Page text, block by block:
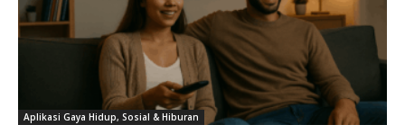
Aplikasi Gaya Hidup, Sosial & Hiburan